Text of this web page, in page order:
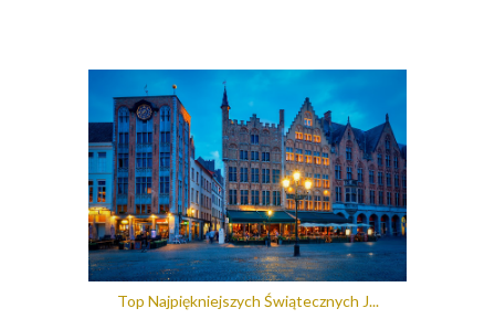
Top Najpiękniejszych Świątecznych J...